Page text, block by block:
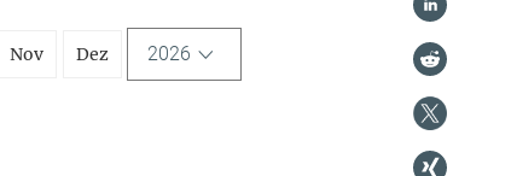
Nov Dez 2026